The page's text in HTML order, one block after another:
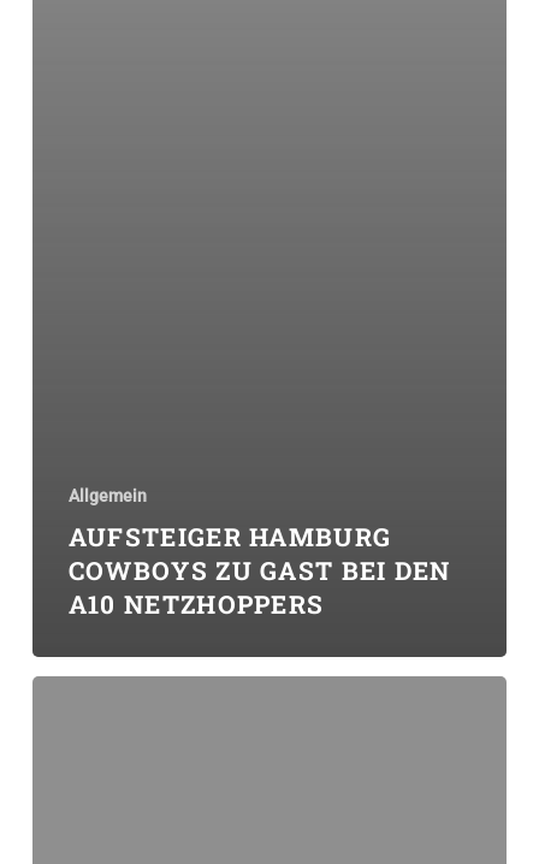
Allgemein
AUFSTEIGER HAMBURG
COWBOYS ZU GAST BEI DEN
A10 NETZHOPPERS